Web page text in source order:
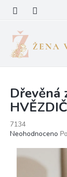
obsah
Dřevěná
7134
Průměrné
Neohodnoceno